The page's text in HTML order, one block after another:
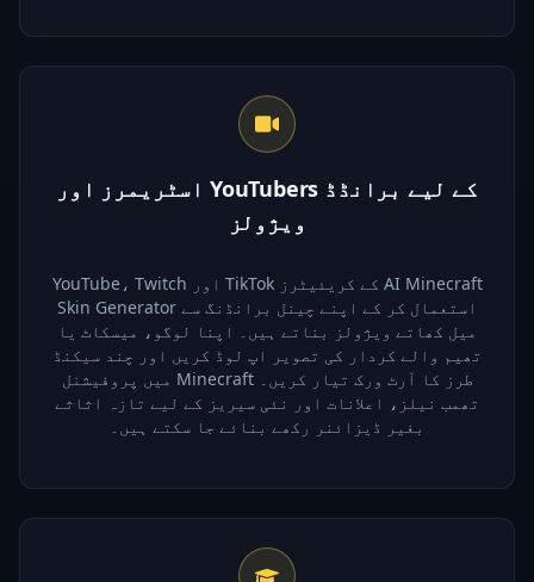
اسٹریمرز اور YouTubers کے لیے برانڈڈ
ویژولز
YouTube، Twitch اور TikTok کے کریئیٹرز AI Minecraft
Skin Generator استعمال کر کے اپنے چینل برانڈنگ سے
میل کھاتے ویژولز بناتے ہیں۔ اپنا لوگو، میسکاٹ یا
تھیم والے کردار کی تصویر اپ لوڈ کریں اور چند سیکنڈ
میں پروفیشنل Minecraft طرز کا آرٹ ورک تیار کریں۔
تھمب نیلز، اعلانات اور نئی سیریز کے لیے تازہ اثاثے
بغیر ڈیزائنر رکھے بنائے جا سکتے ہیں۔